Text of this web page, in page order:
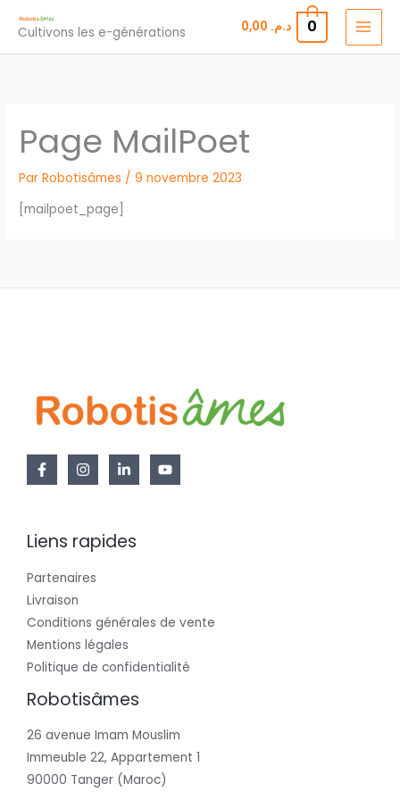
contenu
Cultivons les e-générations د.م. 0
Page MailPoet
ParRobotisâmes /9 novembre 2023
[mailpoet_page]
Liens rapides
Partenaires
Livraison
Conditions générales de vente
Mentions légales
Politique de confidentialité
Robotisâmes
26 avenue Imam Mouslim
Immeuble 22, Appartement 1
90000 Tanger (Maroc)